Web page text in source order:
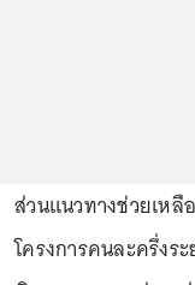
ส่วนแนวทางช่วยเหลื
โครงการคนละครึ่งร